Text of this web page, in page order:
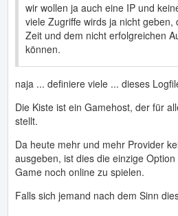
wir wollen ja auch eine IP und
viele Zugriffe wirds ja nicht
Zeit und dem nicht erfolgreichen
können.
naja ... definiere viele ... dieses
Die Kiste ist ein Gamehost, der für
stellt.
Da heute mehr und mehr Provider
ausgeben, ist dies die einzige
Game noch online zu spielen.
Falls sich jemand nach dem Sinn